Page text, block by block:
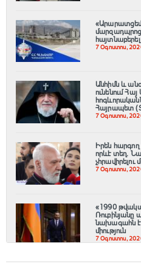
7 Օգոստոս,
Անհիմն և
ունենում
Հայրապետ
7 Օգոստոս,
Իրեն
որևէ տեղ.
չհրավիրելու
7 Օգոստոս,
«1990
նախագահն
միություն
7 Օգոստոս,